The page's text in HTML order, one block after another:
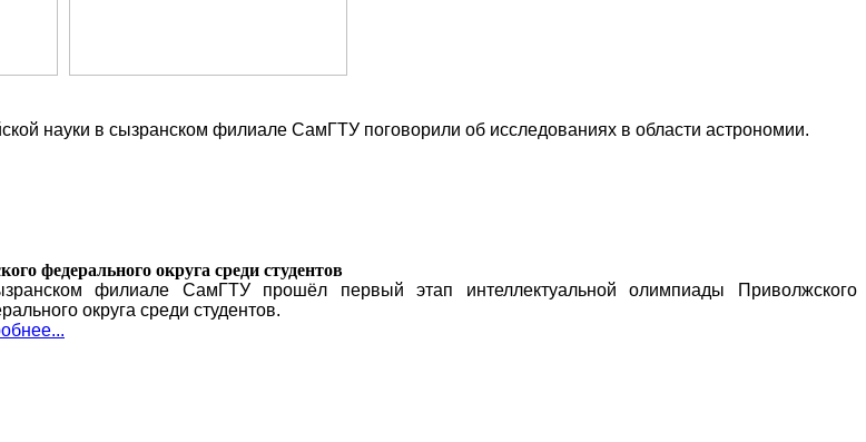
науки в сызранском филиале СамГТУ поговорили об исследованиях в области астрономии.
федерального округа среди студентов
филиале СамГТУ прошёл первый этап интеллектуальной олимпиады Приволжского
округа среди студентов.